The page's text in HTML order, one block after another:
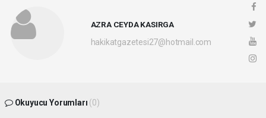
AZRA CEYDA KASIRGA
hakikatgazetesi27@hotmail.com
Okuyucu Yorumları (0)